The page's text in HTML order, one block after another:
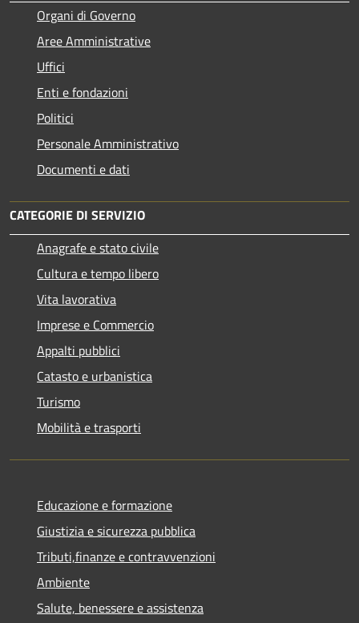
Organi di Governo
Aree Amministrative
Uffici
Enti e fondazioni
Politici
Personale Amministrativo
Documenti e dati
CATEGORIE DI SERVIZIO
Anagrafe e stato civile
Cultura e tempo libero
Vita lavorativa
Imprese e Commercio
Appalti pubblici
Catasto e urbanistica
Turismo
Mobilità e trasporti
Educazione e formazione
Giustizia e sicurezza pubblica
Tributi,finanze e contravvenzioni
Ambiente
Salute, benessere e assistenza